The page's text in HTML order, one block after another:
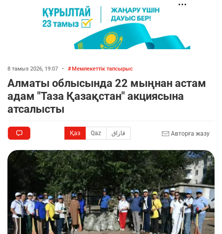
8 тамыз 2026, 19:07 • Мемлекеттік тапсырыс
Алматы облысында 22 мыңнан астам
адам "Таза Қазақстан" акциясына
атсалысты
Қаз Qaz قازاق Авторға жазу